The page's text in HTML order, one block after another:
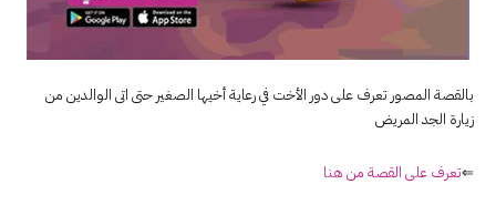
بالقصة المصور تعرف على دور الأخت في رعاية أخيها الصغير حتى اتى الوالدين من
زيارة الجد المريض
⇐تعرف على القصة من هنا